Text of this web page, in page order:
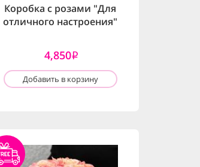
Коробка с розами "Для
отличного настроения"
4,850i
Добавить в корзину